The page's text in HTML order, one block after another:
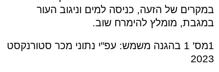
במקרים של הזעה, כניסה למים וניגוב העור
במגבת, מומלץ להימרח שוב.
1
מס' 1 בהגנה משמש: עפ"י נתוני מכר סטורנקסט
2023